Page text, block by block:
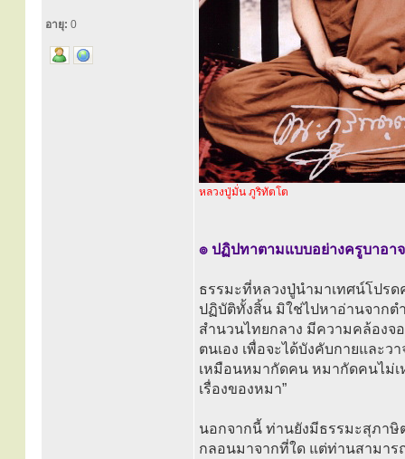
อายุ: 0
หลวงปู่มั่น ภูริทัตโต
๏ ปฏิปทาตามแบบอย่างครูบาอา
ธรรมะที่หลวงปู่นำมาเทศน์โปร
ปฏิบัติทั้งสิ้น มิใช่ไปหาอ่านจาก
สำนวนไทยกลาง มีความคล้องจ
ตนเอง เพื่อจะได้บังคับกายและ
เหมือนหมากัดคน หมากัดคนไม่
เรื่องของหมา”
นอกจากนี้ ท่านยังมีธรรมะสุภาษิ
กลอนมาจากที่ใด แต่ท่านสามาร